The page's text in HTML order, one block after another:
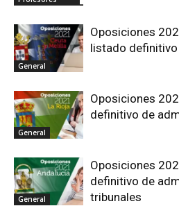
General
Oposiciones
listado
General
Oposiciones
definitivo de
General
Oposiciones
definitivo de
tribunales